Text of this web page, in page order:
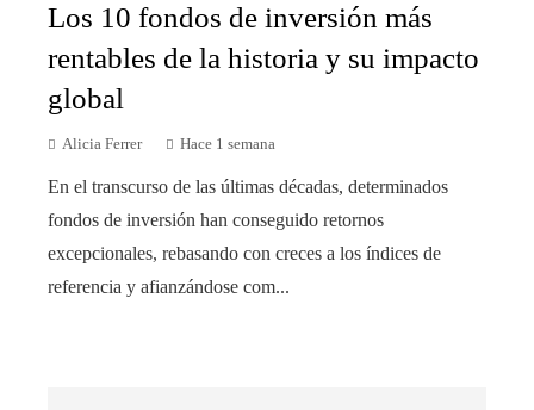
Los 10 fondos de inversión más
rentables de la historia y su impacto
global
Alicia Ferrer Hace 1 semana
En el transcurso de las últimas décadas, determinados
fondos de inversión han conseguido retornos
excepcionales, rebasando con creces a los índices de
referencia y afianzándose com...